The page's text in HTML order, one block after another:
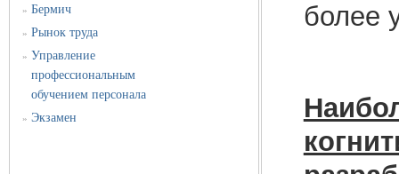
» Бермич
» Рынок труда
» Управление
профессиональным
обучением персонала
» Экзамен
более